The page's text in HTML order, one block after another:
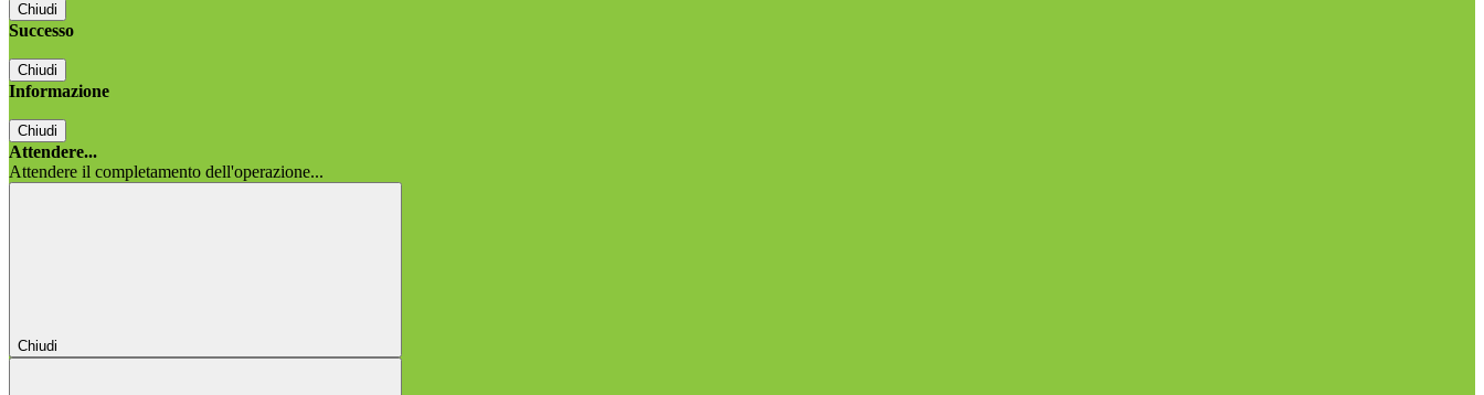
Chiudi
Successo
Chiudi
Informazione
Chiudi
Attendere...
Attendere il completamento dell'operazione...
Chiudi